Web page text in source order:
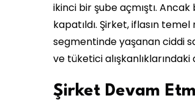
ikinci bir şube açmıştı.
kapatıldı. Şirket, iflasın
segmentinde yaşanan ciddi
ve tüketici
Şirket Devam